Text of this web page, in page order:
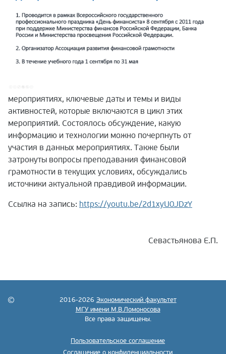
мероприятиях, ключевые даты и темы и виды
активностей, которые включаются в цикл этих
мероприятий. Состоялось обсуждение, какую
информацию и технологии можно почерпнуть от
участия в данных мероприятиях. Также были
затронуты вопросы преподавания финансовой
грамотности в текущих условиях, обсуждались
источники актуальной правдивой информации.
Ссылка на запись: https://youtu.be/2d1xyU0JDzY
Севастьянова Е.П.
2016-2026 Экономический факультет
МГУ имени М.В.Ломоносова
Все права защищены.
Пользовательское соглашение